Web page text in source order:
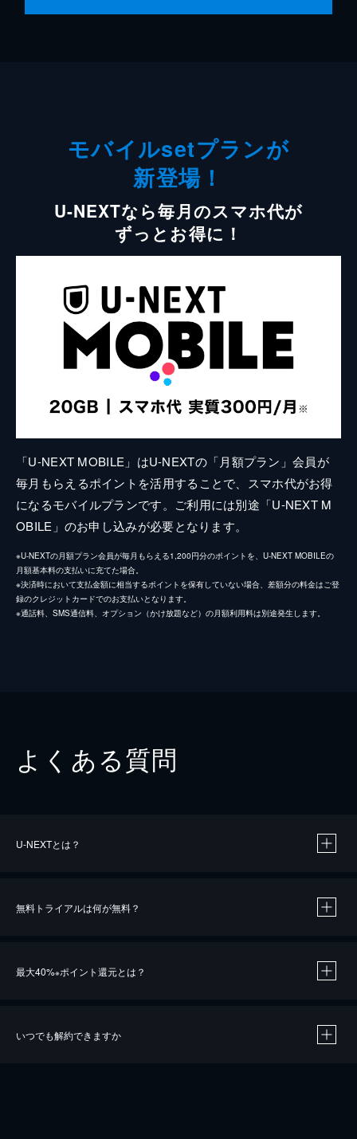
モバイルsetプランが
新登場！
U-NEXTなら毎月のスマホ代が
ずっとお得に！
「U-NEXT MOBILE」はU-NEXTの「月額プラン」会員が
毎月もらえるポイントを活用することで、スマホ代がお得
になるモバイルプランです。ご利用には別途「U-NEXT M
OBILE」のお申し込みが必要となります。
※U-NEXTの月額プラン会員が毎月もらえる1,200円分のポイントを、U-NEXT MOBILEの
月額基本料の支払いに充てた場合。
※決済時において支払金額に相当するポイントを保有していない場合、差額分の料金はご登
録のクレジットカードでのお支払いとなります。
※通話料、SMS通信料、オプション（かけ放題など）の月額利用料は別途発生します。
よくある質問
U-NEXTとは？
無料トライアルは何が無料？
最大40%※ポイント還元とは？
いつでも解約できますか